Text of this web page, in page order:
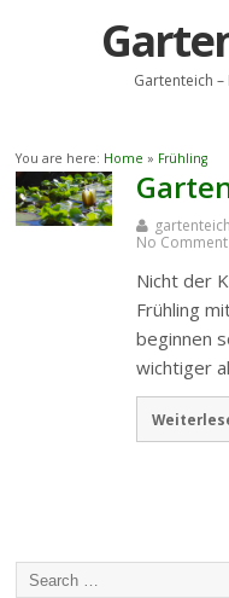
Gartenteich –
You are here: Home » Frühling
gartenteich
No Comment
Nicht der
Frühling
beginnen
wichtiger